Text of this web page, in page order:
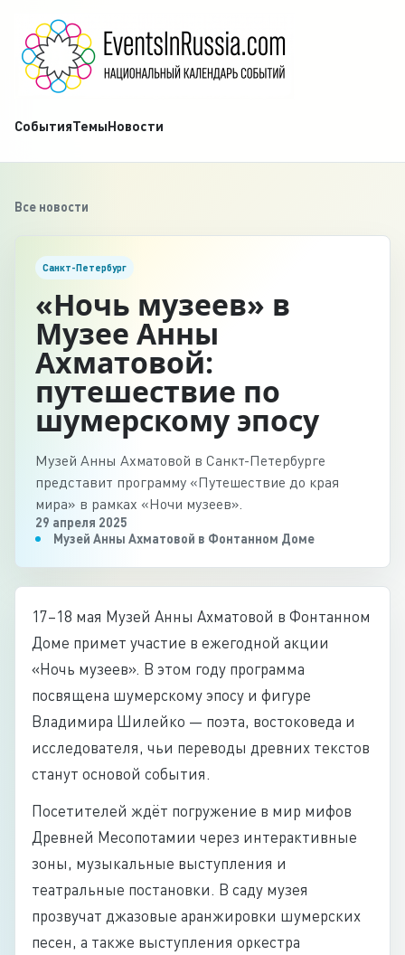
СобытияТемыНовости
Все новости
Санкт-Петербург
«Ночь музеев» в
Музее Анны
Ахматовой:
путешествие по
шумерскому эпосу
Музей Анны Ахматовой в Санкт-Петербурге
представит программу «Путешествие до края
мира» в рамках «Ночи музеев».
29 апреля 2025
Музей Анны Ахматовой в Фонтанном Доме
17–18 мая Музей Анны Ахматовой в Фонтанном
Доме примет участие в ежегодной акции
«Ночь музеев». В этом году программа
посвящена шумерскому эпосу и фигуре
Владимира Шилейко — поэта, востоковеда и
исследователя, чьи переводы древних текстов
станут основой события.
Посетителей ждёт погружение в мир мифов
Древней Месопотамии через интерактивные
зоны, музыкальные выступления и
театральные постановки. В саду музея
прозвучат джазовые аранжировки шумерских
песен, а также выступления оркестра